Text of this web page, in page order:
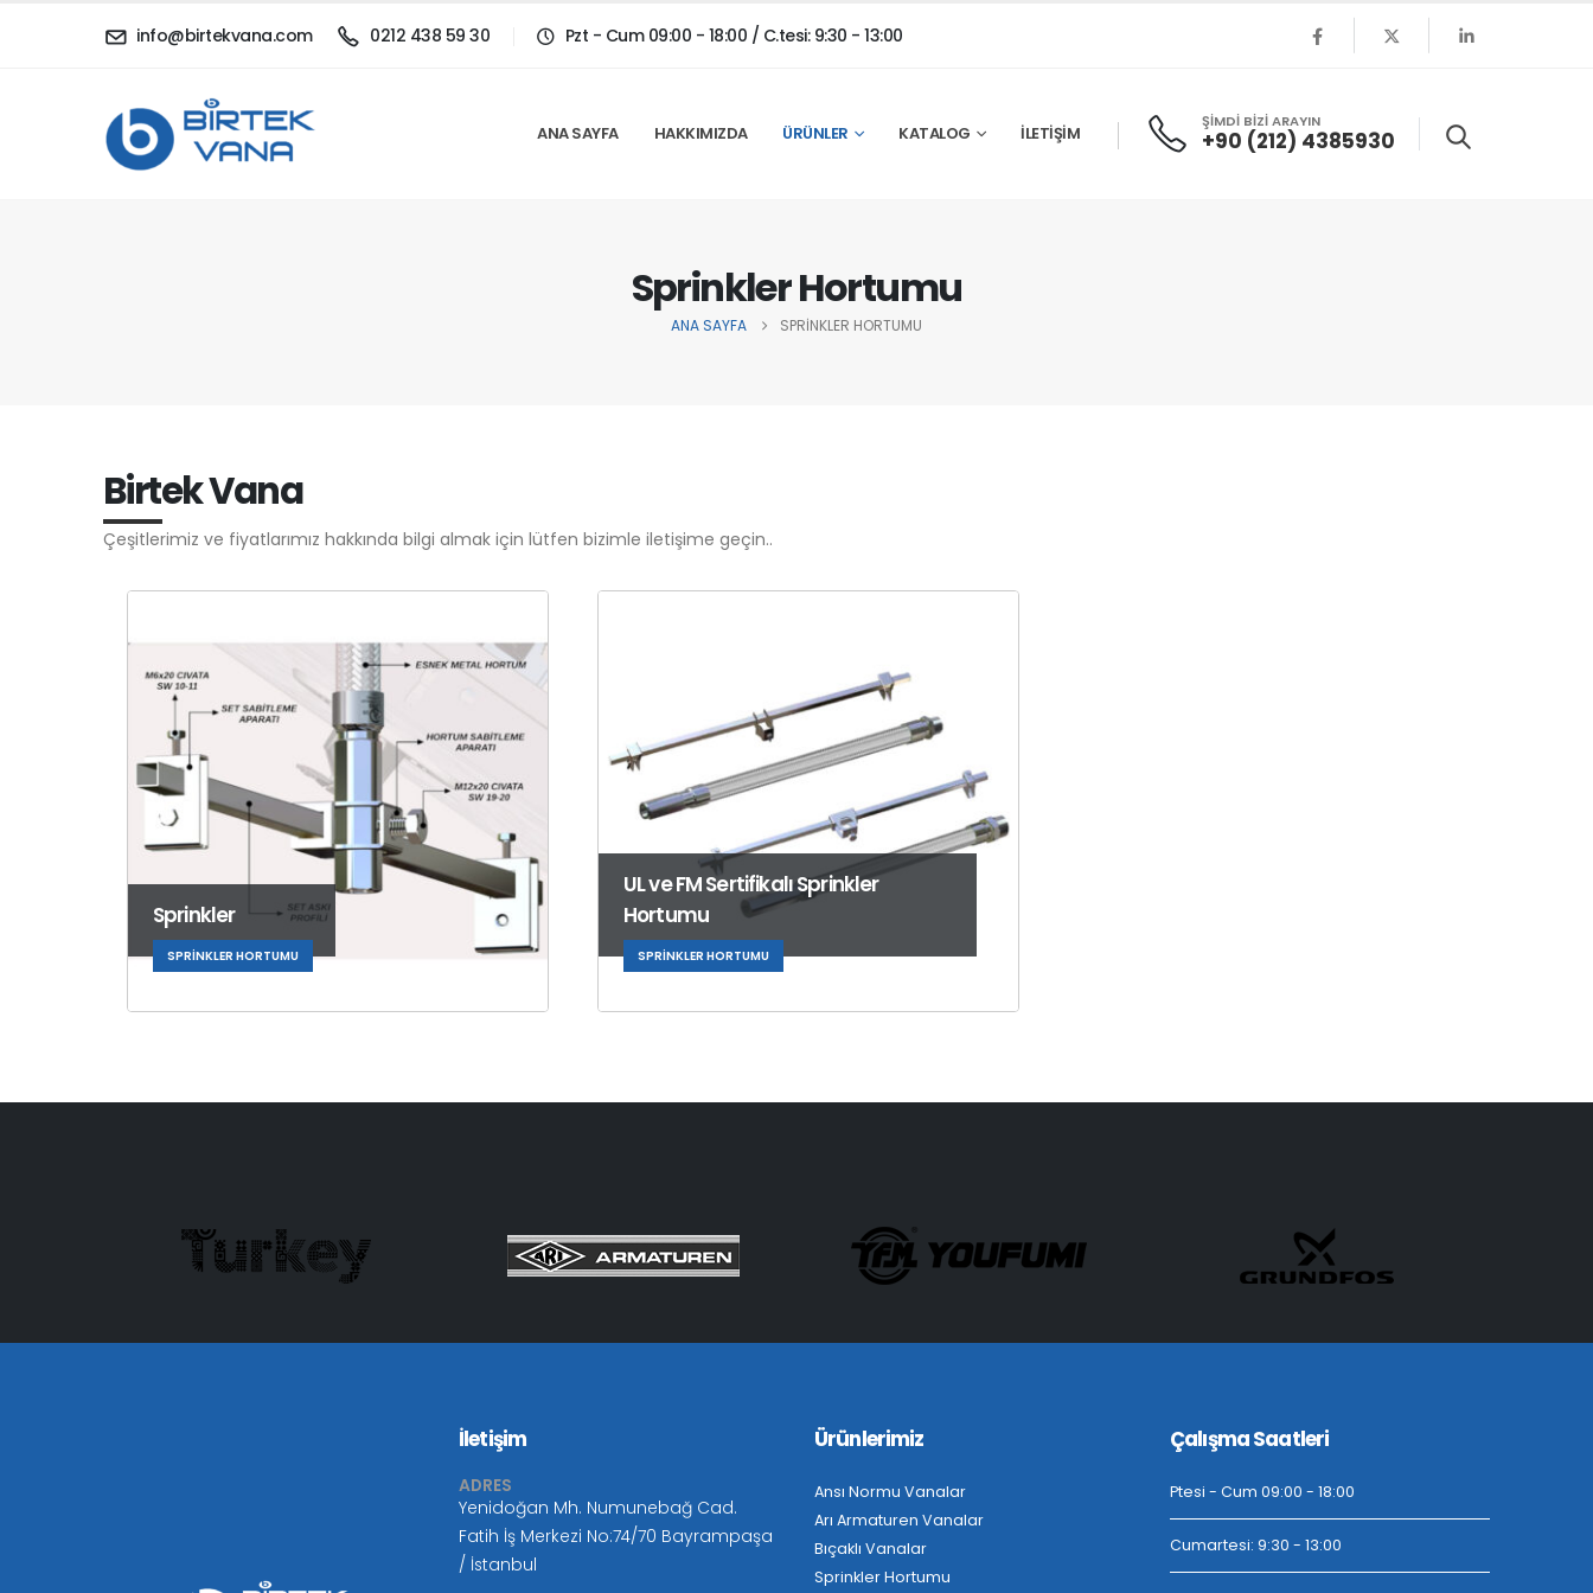
info@birtekvana.com 0212 438 59 30 Pzt - Cum 09:00 - 18:00 / C.tesi: 9:30 - 13:00
ANA SAYFA HAKKIMIZDA ÜRÜNLER KATALOG İLETIŞIM
ŞİMDİ BİZİ ARAYIN
+90 (212) 4385930
Sprinkler Hortumu
ANA SAYFA SPRINKLER HORTUMU
Birtek Vana
Çeşitlerimiz ve fiyatlarımız hakkında bilgi almak için lütfen bizimle iletişime geçin..
Sprinkler
SPRINKLER HORTUMU
UL ve FM Sertifikalı Sprinkler
Hortumu
SPRINKLER HORTUMU
İletişim
ADRES
Yenidoğan Mh. Numunebağ Cad.
Fatih İş Merkezi No:74/70 Bayrampaşa
/ İstanbul
Ürünlerimiz
Ansı Normu Vanalar
Arı Armaturen Vanalar
Bıçaklı Vanalar
Sprinkler Hortumu
Çalışma Saatleri
Ptesi - Cum 09:00 - 18:00
Cumartesi: 9:30 - 13:00